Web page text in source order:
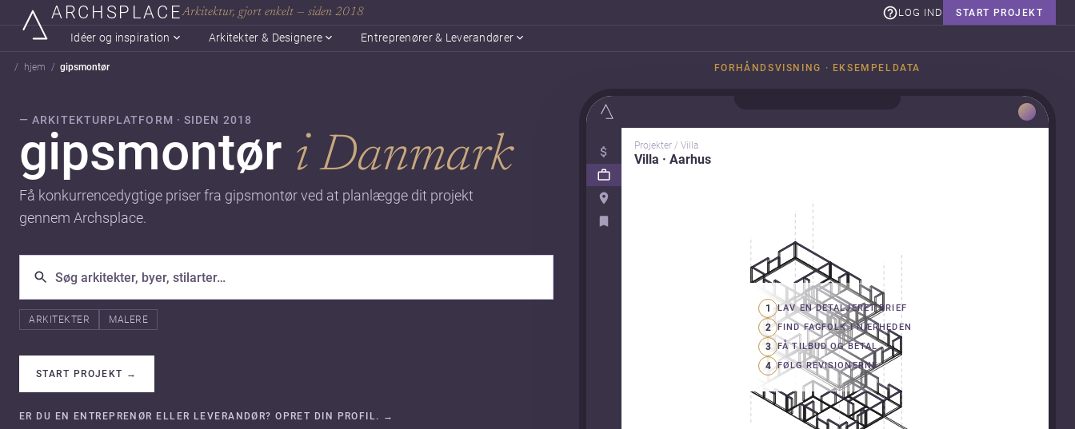
ARCHSPLACEArkitektur, gjort enkelt — siden 2018 START PROJEKT
LOG IND
Idéer og inspiration Arkitekter & Designere Entreprenører & Leverandører
hjem gipsmontør
— ARKITEKTURPLATFORM · SIDEN 2018
gipsmontør i Danmark
Få konkurrencedygtige priser fra gipsmontør ved at planlægge dit projekt
gennem Archsplace.
ARKITEKTER MALERE
START PROJEKT →
ER DU EN ENTREPRENØR ELLER LEVERANDØR? OPRET DIN PROFIL. →
FORHÅNDSVISNING · EKSEMPELDATA
Projekter / Villa
Villa · Aarhus
1 LAV EN DETALJERET BRIEF
2 FIND FAGFOLK I NÆRHEDEN
3 FÅ TILBUD OG BETAL
4 FØLG REVISIONERNE